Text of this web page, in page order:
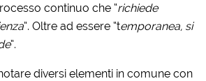
continuo che “richiede
”. Oltre ad essere “temporanea, si
”.
diversi elementi in comune con